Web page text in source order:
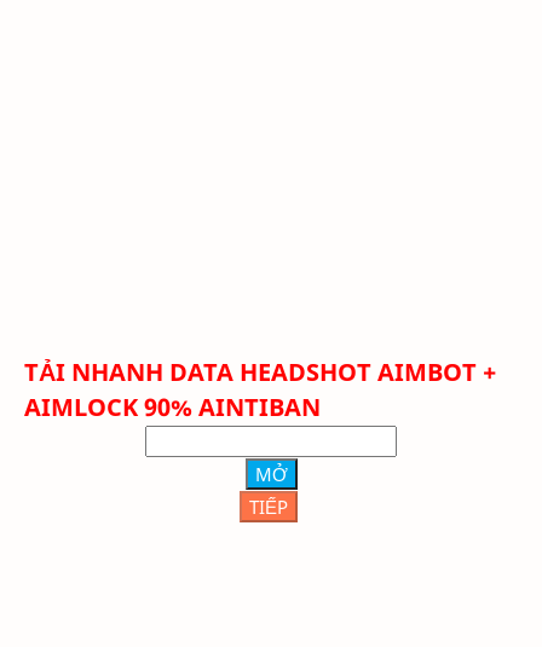
TẢI NHANH DATA HEADSHOT AIMBOT +
AIMLOCK 90% AINTIBAN
MỞ
TIẾP